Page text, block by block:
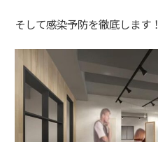
そして感染予防を徹底します！